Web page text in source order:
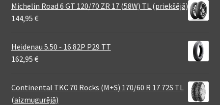
Michelin Road 6 GT 120/70 ZR 17 (58W) TL (priekšējā)
144,95 €
Heidenau 5.50 - 16 82P P29 TT
162,95 €
Continental TKC 70 Rocks (M+S) 170/60 R 17 72S TL
(aizmugurējā)